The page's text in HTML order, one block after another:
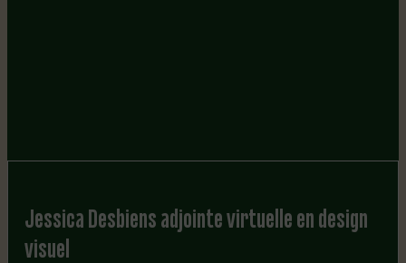
Jessica Desbiens adjointe virtuelle en design
visuel